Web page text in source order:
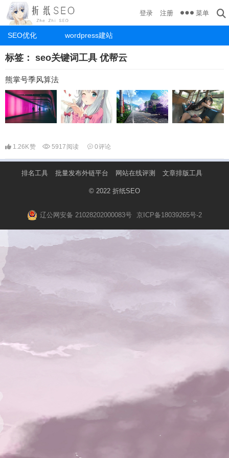
SEO优化 wordpress建站
登录 注册 菜单
标签： seo关键词工具 优帮云
熊掌号季风算法
1.26K赞 5917 阅读 0评论
排名工具 批量发布外链平台 网站在线评测 文章排版工具
© 2022 折纸SEO
辽公网安备 21028202000083号 京ICP备18039265号-2